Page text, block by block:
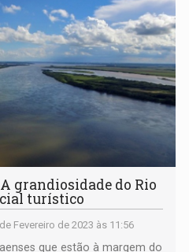
grandiosidade do Rio
turístico
Fevereiro de 2023 às 11:56
que estão à margem do